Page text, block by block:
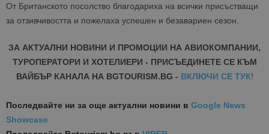
От Британското посолство благодариха на всички присъстващи
за отзивчивостта и пожелаха успешен и безавариен сезон.
ЗА АКТУАЛНИ НОВИНИ И ПРОМОЦИИ НА АВИОКОМПАНИИ,
ТУРОПЕРАТОРИ И ХОТЕЛИЕРИ - ПРИСЪЕДИНЕТЕ СЕ КЪМ
ВАЙБЪР КАНАЛА НА BGTOURISM.BG - ВКЛЮЧИ СЕ ТУК!
Последвайте ни за още актуални новини в Google News
Showcase